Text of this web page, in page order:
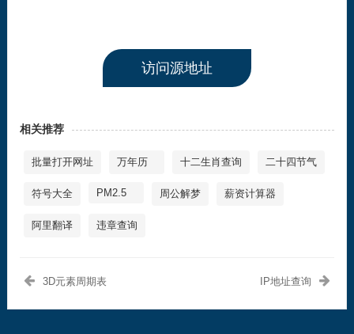
访问源地址
相关推荐
批量打开网址 万年历 十二生肖查询 二十四节气
符号大全 PM2.5 周公解梦 薪资计算器
阿里翻译 违章查询
3D元素周期表 IP地址查询